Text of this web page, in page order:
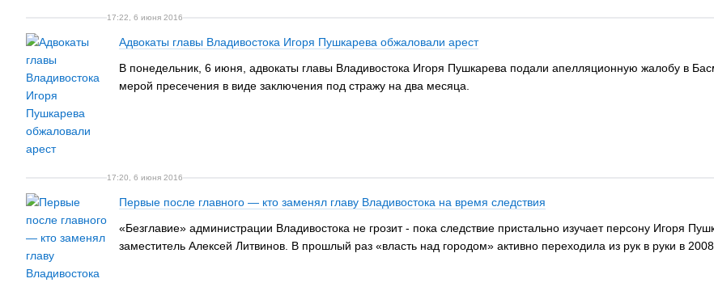
17:22, 6 июня 2016
Адвокаты главы Владивостока Игоря Пушкарева обжаловали арест
В понедельник, 6 июня, адвокаты главы Владивостока Игоря Пушкарева подали апелляционную жалобу в
мерой пресечения в виде заключения под стражу на два месяца.
17:20, 6 июня 2016
Первые после главного — кто заменял главу Владивостока на время следствия
«Безглавие» администрации Владивостока не грозит - пока следствие пристально изучает персону Игоря
заместитель Алексей Литвинов. В прошлый раз «власть над городом» активно переходила из рук в руки в